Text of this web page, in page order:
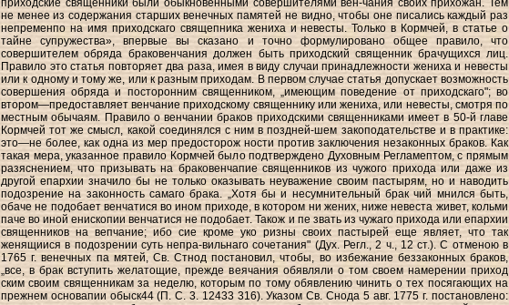
приходские священники были обыкновенными совершителями вен-чания своих прихожан. Тем
не менее из содержания старших венечных памятей не видно, чтобы оне писались каждый раз
непременпо на имя приходскаго свящепника жениха и невесты. Только в Кормчей, в статье о
тайне супружества», впервые вы сказано и точно формулировано общее правило, что
совершителем обряда браковенчания должен быть приходский священник брачущихся лиц.
Правило это статья повторяет два раза, имея в виду случаи принадлежности жениха и невесты
или к одному и тому же, или к разным приходам. В первом случае статья допускает возможность
совершения обряда и посторонним священником, „имеющим поведение от приходскаго"; во
втором—предоставляет венчание приходскому священнику или жениха, или невесты, смотря по
местным обычаям. Правило о венчании браков приходскими священниками имеет в 50-й главе
Кормчей тот же смысл, какой соединялся с ним в поздней-шем закоподательстве и в практике:
это—не более, как одна из мер предосторож ности против заключения незаконных браков. Как
такая мера, указанное правило Кормчей было подтверждено Духовным Регламептом, с прямым
разяснением, что призывать на браковенчапие священников из чужого прихода или даже из
другой епархии значило бы не только оказывать неуважение своим пастырям, но и наводить
подозрение на законность самаго брака. „Хотя бы и несумнительный брак чий мнился быть,
обаче не подобает венчатися во ином приходе, в котором ни жених, ниже невеста живет, кольми
паче во иной енископии венчатися не подобает. Також и пе звать из чужаго прихода или епархии
священников на вепчание; ибо сие кроме уко ризны своих пастырей еще являет, что так
женящиися в подозрении суть непра-вильнаго сочетания" (Дух. Регл., 2 ч., 12 ст.). С отменою в
1765 г. венечных па мятей, Св. Стнод постановил, чтобы, во избежание беззаконных браков,
„все, в брак вступить желатощие, прежде веячания обявляли о том своем намерении приход
ским своим священникам за неделю, которым по тому обявлению чинить о тех посягающих на
прежнем основапии обыск44 (П. С. 3. 12433 316). Указом Св. Снода 5 авг. 1775 г. постановлено: